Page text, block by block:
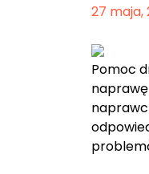
Posted
27 maja,
Pomoc